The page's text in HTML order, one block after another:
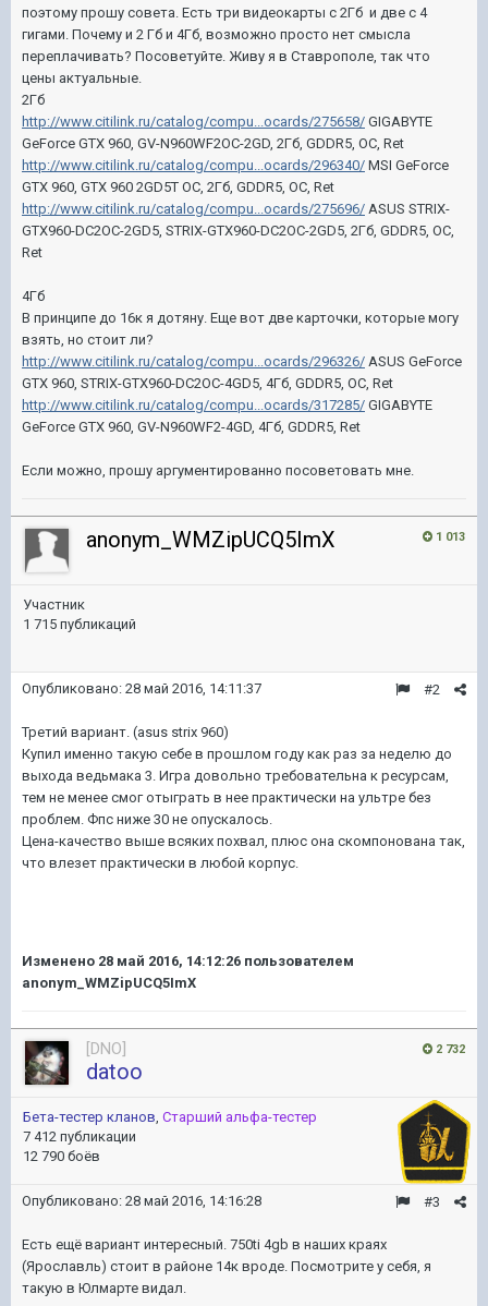
поэтому прошу совета. Есть три видеокарты с 2Гб и две с 4
гигами. Почему и 2 Гб и 4Гб, возможно просто нет смысла
переплачивать? Посоветуйте. Живу я в Ставрополе, так что
цены актуальные.
2Гб
http://www.citilink.ru/catalog/compu...ocards/275658/ GIGABYTE
GeForce GTX 960, GV-N960WF2OC-2GD, 2Гб, GDDR5, OC, Ret
http://www.citilink.ru/catalog/compu...ocards/296340/ MSI GeForce
GTX 960, GTX 960 2GD5T OC, 2Гб, GDDR5, OC, Ret
http://www.citilink.ru/catalog/compu...ocards/275696/ ASUS STRIX-
GTX960-DC2OC-2GD5, STRIX-GTX960-DC2OC-2GD5, 2Гб, GDDR5, OC,
Ret
4Гб
В принципе до 16к я дотяну. Еще вот две карточки, которые могу
взять, но стоит ли?
http://www.citilink.ru/catalog/compu...ocards/296326/ ASUS GeForce
GTX 960, STRIX-GTX960-DC2OC-4GD5, 4Гб, GDDR5, OC, Ret
http://www.citilink.ru/catalog/compu...ocards/317285/ GIGABYTE
GeForce GTX 960, GV-N960WF2-4GD, 4Гб, GDDR5, Ret
Если можно, прошу аргументированно посоветовать мне.
1 013
anonym_WMZipUCQ5ImX
Участник
1 715 публикаций
#2
Опубликовано: 28 май 2016, 14:11:37
Третий вариант. (asus strix 960)
Купил именно такую себе в прошлом году как раз за неделю до
выхода ведьмака 3. Игра довольно требовательна к ресурсам,
тем не менее смог отыграть в нее практически на ультре без
проблем. Фпс ниже 30 не опускалось.
Цена-качество выше всяких похвал, плюс она скомпонована так,
что влезет практически в любой корпус.
Изменено 28 май 2016, 14:12:26 пользователем
anonym_WMZipUCQ5ImX
2 732
[DNO]
datoo
Бета-тестер кланов, Старший альфа-тестер
7 412 публикации
12 790 боёв
#3
Опубликовано: 28 май 2016, 14:16:28
Есть ещё вариант интересный. 750ti 4gb в наших краях
(Ярославль) стоит в районе 14к вроде. Посмотрите у себя, я
такую в Юлмарте видал.